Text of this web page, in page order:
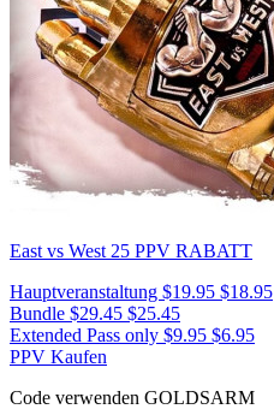
East vs West 25 PPV RABATT
Hauptveranstaltung $19.95 $18.95
Bundle $29.45 $25.45
Extended Pass only $9.95 $6.95
PPV Kaufen
Code verwenden GOLDSARM